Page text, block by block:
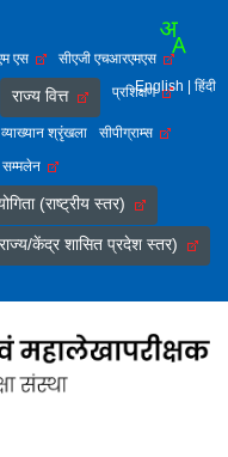
एस
सीएजी एचआरएमएस
राज्य वित्त प्रशिक्षण
श्रृंखला
सीपीग्राम्स
सम्मलेन
(राष्ट्रीय स्तर)
केंद्र शासित प्रदेश स्तर)
English | हिंदी